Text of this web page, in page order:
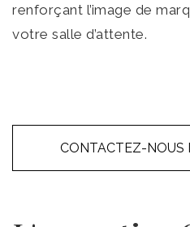
renforçant l’image de
votre salle d’attente.
CONTACTEZ-NOUS